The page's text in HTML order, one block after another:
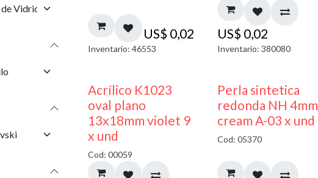
US$ 0,02
Inventario: 46553
US$ 0,02
Inventario: 380080
50% DESCUENTO
Acrílico K1023
oval plano
13x18mm violet 9
x und
Cod: 00059
Perla sintetica
redonda NH 4mm
cream A-03 x und
Cod: 05370